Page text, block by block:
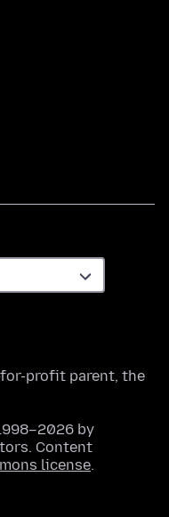
profit parent, the
by
Content
license.